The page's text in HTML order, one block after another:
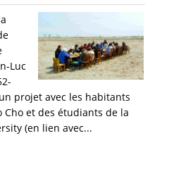
Luc
projet avec les habitants
Cho et des étudiants de la
(en lien avec...